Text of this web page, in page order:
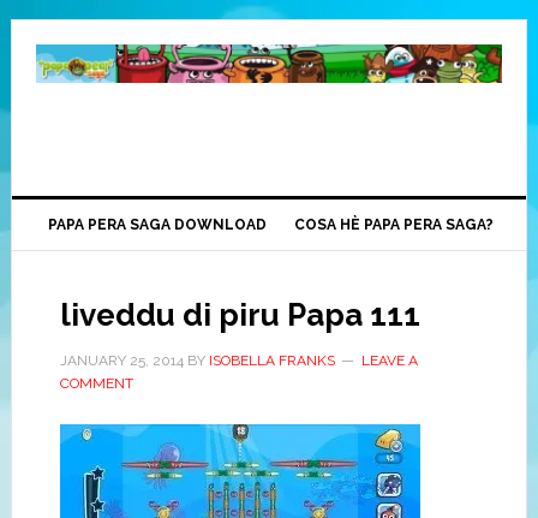
PAPA PERA SAGA DOWNLOAD COSA HÈ PAPA PERA SAGA?
liveddu di piru Papa 111
JANUARY25, 2014 BY ISOBELLA FRANKS
LEAVE A
COMMENT